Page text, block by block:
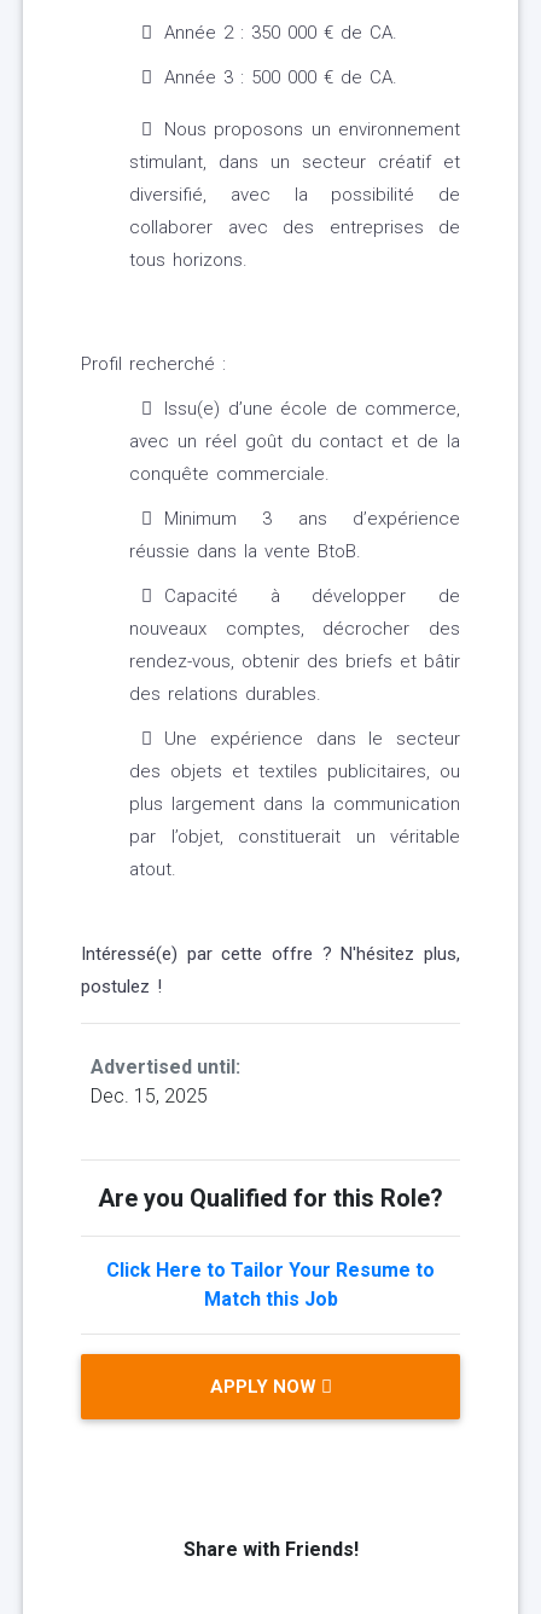
Année 2 : 350 000 € de CA.
Année 3 : 500 000 € de CA.
Nous proposons un environnement
stimulant, dans un secteur créatif et
diversifié, avec la possibilité de
collaborer avec des entreprises de
tous horizons.
Profil recherché :
Issu(e) d’une école de commerce,
avec un réel goût du contact et de la
conquête commerciale.
Minimum 3 ans d’expérience
réussie dans la vente BtoB.
Capacité à développer de
nouveaux comptes, décrocher des
rendez-vous, obtenir des briefs et bâtir
des relations durables.
Une expérience dans le secteur
des objets et textiles publicitaires, ou
plus largement dans la communication
par l’objet, constituerait un véritable
atout.
Intéressé(e) par cette offre ? N'hésitez plus,
postulez !
Advertised until:
Dec. 15, 2025
Are you Qualified for this Role?
Click Here to Tailor Your Resume to
Match this Job
APPLY NOW
Share with Friends!